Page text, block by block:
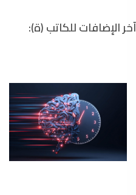
آخر الإضافات للكاتب (ة):